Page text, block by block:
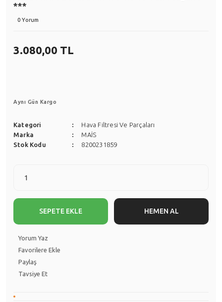
***
0 Yorum
3.080,00 TL
Aynı Gün Kargo
Kategori
Hava Filtresi Ve Parçaları
Marka
MAİS
Stok Kodu
8200231859
SEPETE EKLE HEMEN AL
Yorum Yaz
Paylaş
Tavsiye Et